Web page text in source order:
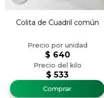
Colita de Cuadril común
$ 533
$ 640